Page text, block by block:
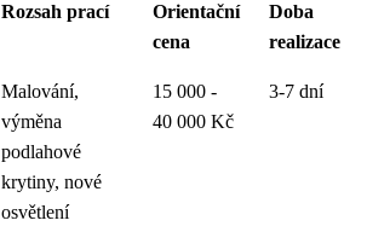
Rozsah prací
Orientační
cena
Doba
realizace
Malování,
výměna
podlahové
krytiny, nové
osvětlení
15 000 -
40 000 Kč
3-7 dní